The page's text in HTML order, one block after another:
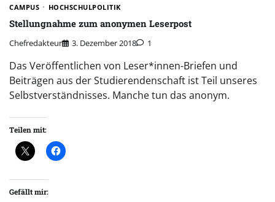
CAMPUS HOCHSCHULPOLITIK
Stellungnahme zum anonymen Leserpost
Chefredakteur 3. Dezember 2018 1
Das Veröffentlichen von Leser*innen-Briefen und
Beiträgen aus der Studierendenschaft ist Teil unseres
Selbstverständnisses. Manche tun das anonym.
Teilen mit:
Gefällt mir: